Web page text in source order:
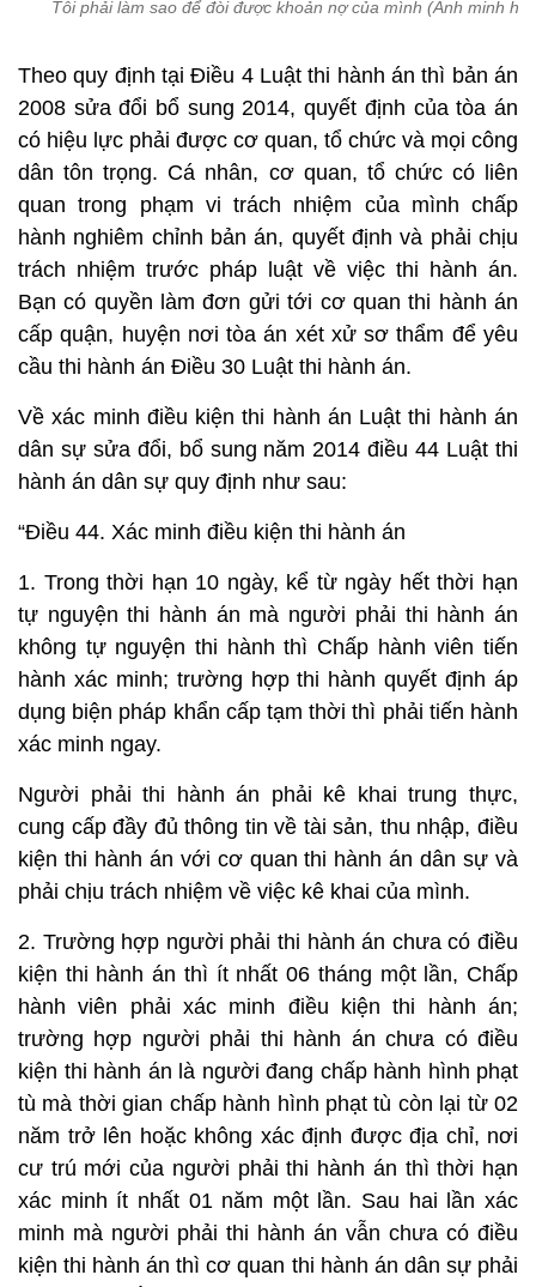
Tôi phải làm sao để đòi được khoản nợ của mình (Ảnh minh
Theo quy định tại Điều 4 Luật thi hành án thì bản án
2008 sửa đổi bổ sung 2014, quyết định của tòa án
có hiệu lực phải được cơ quan, tổ chức và mọi công
dân tôn trọng. Cá nhân, cơ quan, tổ chức có liên
quan trong phạm vi trách nhiệm của mình chấp
hành nghiêm chỉnh bản án, quyết định và phải chịu
trách nhiệm trước pháp luật về việc thi hành án.
Bạn có quyền làm đơn gửi tới cơ quan thi hành án
cấp quận, huyện nơi tòa án xét xử sơ thẩm để yêu
cầu thi hành án Điều 30 Luật thi hành án.
Về xác minh điều kiện thi hành án Luật thi hành án
dân sự sửa đổi, bổ sung năm 2014 điều 44 Luật thi
hành án dân sự quy định như sau:
“Điều 44. Xác minh điều kiện thi hành án
1. Trong thời hạn 10 ngày, kể từ ngày hết thời hạn
tự nguyện thi hành án mà người phải thi hành án
không tự nguyện thi hành thì Chấp hành viên tiến
hành xác minh; trường hợp thi hành quyết định áp
dụng biện pháp khẩn cấp tạm thời thì phải tiến hành
xác minh ngay.
Người phải thi hành án phải kê khai trung thực,
cung cấp đầy đủ thông tin về tài sản, thu nhập, điều
kiện thi hành án với cơ quan thi hành án dân sự và
phải chịu trách nhiệm về việc kê khai của mình.
2. Trường hợp người phải thi hành án chưa có điều
kiện thi hành án thì ít nhất 06 tháng một lần, Chấp
hành viên phải xác minh điều kiện thi hành án;
trường hợp người phải thi hành án chưa có điều
kiện thi hành án là người đang chấp hành hình phạt
tù mà thời gian chấp hành hình phạt tù còn lại từ 02
năm trở lên hoặc không xác định được địa chỉ, nơi
cư trú mới của người phải thi hành án thì thời hạn
xác minh ít nhất 01 năm một lần. Sau hai lần xác
minh mà người phải thi hành án vẫn chưa có điều
kiện thi hành án thì cơ quan thi hành án dân sự phải